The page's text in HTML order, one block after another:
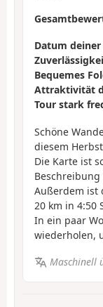
Datum deiner
Bequemes
Attraktivität
Tour stark
Schöne
diesem
Die Karte ist
Außerdem ist
20 km in 4:50
In ein paar
wiederholen,
Maschinell